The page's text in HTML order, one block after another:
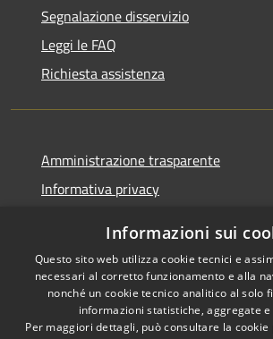
Segnalazione disservizio
Leggi le FAQ
Richiesta assistenza
Amministrazione trasparente
Informativa privacy
Dichiarazione di accessibilità
Informazioni sui
Questo sito web utilizza cookie tecnici e
necessari al corretto funzionamento e alla
nonché un cookie tecnico analitico al solo
informazioni statistiche, aggregate
Per maggiori dettagli, può consultare la